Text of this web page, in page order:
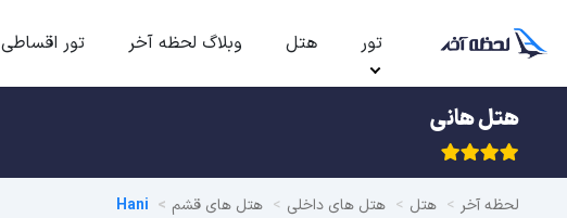
تور هتل وبلاگ لحظه آخر تور اقساطی
هتل هانی
لحظه آخر هتل هتل های داخلی هتل های قشم Hani